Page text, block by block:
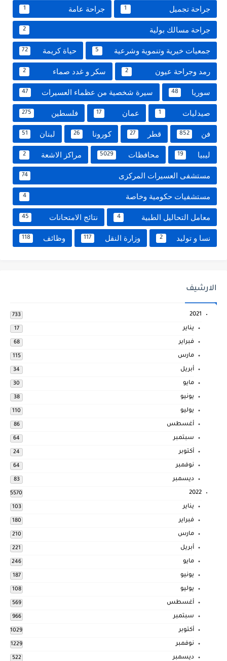
جراحة تجميل 1 جراحة عامة 1
جراحة مسالك بولية 2
جمعيات خيرية وتنموية وشرعية 5 حياة كريمة 72
رمد وجراحة عيون 2 سكر و غدد صماء 2
سوريا 48 سيرة شخصية من عظماء العسيرات 47
صيدليات 1 عمان 17 فلسطين 275
فن 852 قطر 27 كورونا 26 لبنان 51
ليبيا 19 محافظات 5029 مراكز الاشعة 2
مستشفى العسيرات المركزى 74
مستشفيات حكومية وخاصة 4
معامل التحاليل الطبية 4 نتائج الامتحانات 45
نسا و توليد 2 وزارة النقل 117 وظائف 118
الارشيف
2021
733
يناير 17
فبراير 68
مارس 115
أبريل 34
مايو 30
يونيو 38
يوليو 110
أغسطس 86
سبتمبر 64
أكتوبر 24
نوفمبر 64
ديسمبر 83
2022
5570
يناير 103
فبراير 180
مارس 210
أبريل 221
مايو 246
يونيو 187
يوليو 108
أغسطس 569
سبتمبر 966
أكتوبر 1029
نوفمبر 1229
ديسمبر 522